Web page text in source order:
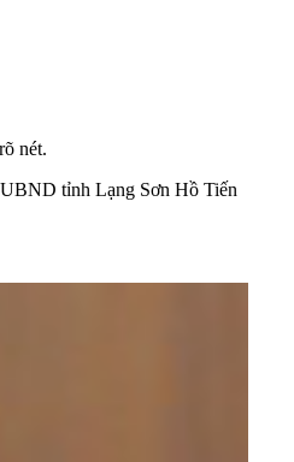
nét.
tỉnh Lạng Sơn Hồ Tiến